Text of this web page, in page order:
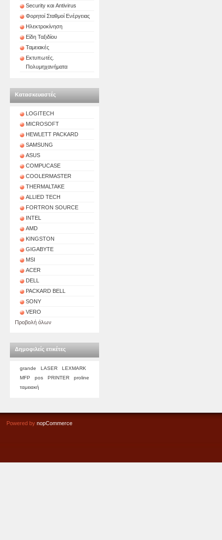
Security και Antivirus
Φορητοί Σταθμοί Ενέργειας
Ηλεκτροκίνηση
Είδη Ταξιδίου
Ταμειακές
Εκτυπωτές.
Πολυμηχανήματα
Κατασκευαστές
LOGITECH
MICROSOFT
HEWLETT PACKARD
SAMSUNG
ASUS
COMPUCASE
COOLERMASTER
THERMALTAKE
ALLIED TECH
FORTRON SOURCE
INTEL
AMD
KINGSTON
GIGABYTE
MSI
ACER
DELL
PACKARD BELL
SONY
VERO
Προβολή όλων
Δημοφιλείς ετικέτες
grande LASER
LEXMARK
MFP
pos PRINTER
proline
ταμειακή
Powered by nopCommerce